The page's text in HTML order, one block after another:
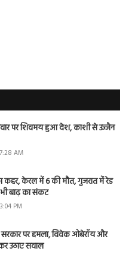
पर शिवमय हुआ देश, काशी से उज्जैन
AM
कहर, केरल में 6 की मौत, गुजरात में रेड
बाढ़ का संकट
PM
सरकार पर हमला, विवेक ओबेरॉय और
उठाए सवाल